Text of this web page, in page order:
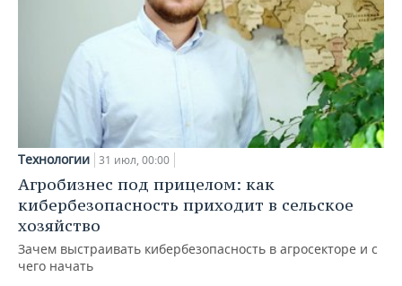
Технологии 31 июл, 00:00
Агробизнес под прицелом: как
кибербезопасность приходит в сельское
хозяйство
Зачем выстраивать кибербезопасность в агросекторе и с
чего начать